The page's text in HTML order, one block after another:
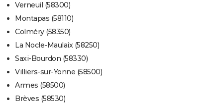
Verneuil (58300)
Montapas (58110)
Colméry (58350)
La Nocle-Maulaix (58250)
Saxi-Bourdon (58330)
Villiers-sur-Yonne (58500)
Armes (58500)
Brèves (58530)